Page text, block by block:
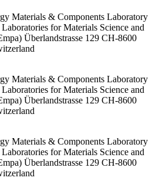
Materials & Components Laboratory
for Materials Science and
Überlandstrasse 129 CH-8600
Materials & Components Laboratory
for Materials Science and
Überlandstrasse 129 CH-8600
Materials & Components Laboratory
for Materials Science and
Überlandstrasse 129 CH-8600